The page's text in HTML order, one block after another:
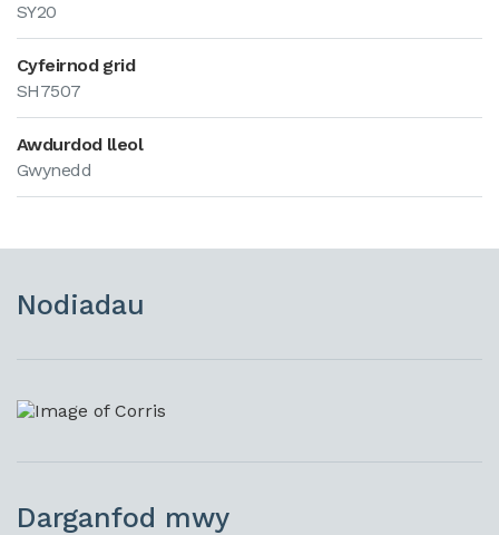
SY20
Cyfeirnod grid
SH7507
Awdurdod lleol
Gwynedd
Nodiadau
Darganfod mwy